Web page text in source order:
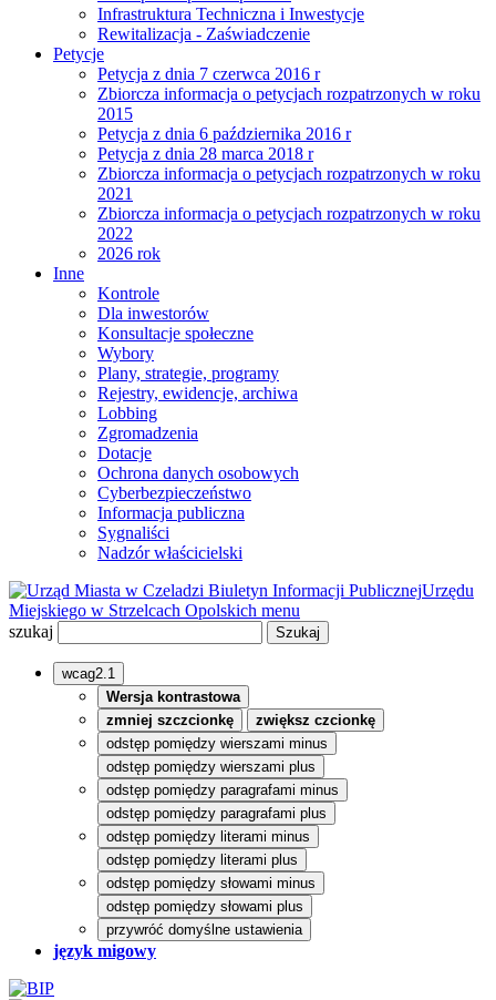
Infrastruktura Techniczna i Inwestycje
Rewitalizacja - Zaświadczenie
Petycje
Petycja z dnia 7 czerwca 2016 r
Zbiorcza informacja o petycjach rozpatrzonych w roku
2015
Petycja z dnia 6 października 2016 r
Petycja z dnia 28 marca 2018 r
Zbiorcza informacja o petycjach rozpatrzonych w roku
2021
Zbiorcza informacja o petycjach rozpatrzonych w roku
2022
2026 rok
Inne
Kontrole
Dla inwestorów
Konsultacje społeczne
Wybory
Plany, strategie, programy
Rejestry, ewidencje, archiwa
Lobbing
Zgromadzenia
Dotacje
Ochrona danych osobowych
Cyberbezpieczeństwo
Informacja publiczna
Sygnaliści
Nadzór właścicielski
Biuletyn Informacji PublicznejUrzędu
Miejskiego w Strzelcach Opolskich menu
szukaj
wcag2.1
Wersja kontrastowa
zmniej szczcionkę
zwiększ czcionkę
odstęp pomiędzy wierszami minus
odstęp pomiędzy wierszami plus
odstęp pomiędzy paragrafami minus
odstęp pomiędzy paragrafami plus
odstęp pomiędzy literami minus
odstęp pomiędzy literami plus
odstęp pomiędzy słowami minus
odstęp pomiędzy słowami plus
przywróć domyślne ustawienia
język migowy